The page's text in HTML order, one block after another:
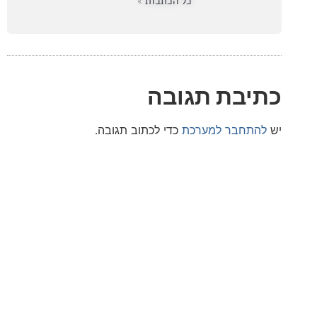
תגובה
למערכתכדי לכתוב תגובה.